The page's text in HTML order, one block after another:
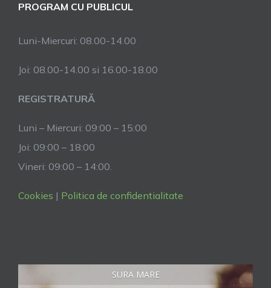
PROGRAM CU PUBLICUL
Luni-Miercuri: 08.00-14.00
Joi: 08.00-14.00 si 16.00-18.00
REGISTRATURĂ
Luni – Miercuri: 09:00 – 15:00
Joi: 09:00 – 18:00
Vineri: 09:00 – 14:00.
Cookies | Politica de confidentialitate
SURA MARE